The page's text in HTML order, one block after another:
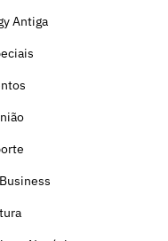
Antiga